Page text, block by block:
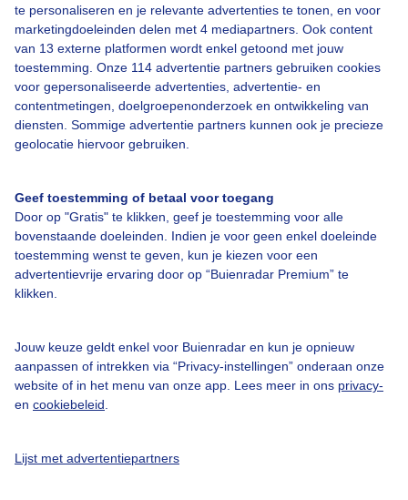
te personaliseren en je relevante advertenties te tonen, en voor
marketingdoeleinden delen met 4 mediapartners. Ook content
van 13 externe platformen wordt enkel getoond met jouw
toestemming. Onze 114 advertentie partners gebruiken cookies
voor gepersonaliseerde advertenties, advertentie- en
contentmetingen, doelgroepenonderzoek en ontwikkeling van
diensten. Sommige advertentie partners kunnen ook je precieze
geolocatie hiervoor gebruiken.
Geef toestemming of betaal voor toegang
Door op "Gratis" te klikken, geef je toestemming voor alle
bovenstaande doeleinden. Indien je voor geen enkel doeleinde
toestemming wenst te geven, kun je kiezen voor een
advertentievrije ervaring door op “Buienradar Premium” te
klikken.
Jouw keuze geldt enkel voor Buienradar en kun je opnieuw
aanpassen of intrekken via “Privacy-instellingen” onderaan onze
website of in het menu van onze app. Lees meer in ons privacy-
en cookiebeleid
Lijst met advertentiepartners
Een moment geduld aub...
Over Buienradar
Contact
Toegankelijkheid
Adverteren